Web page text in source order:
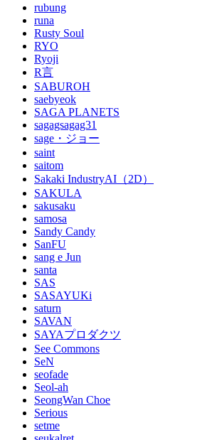
rubung
runa
Rusty Soul
RYO
Ryoji
R言
SABUROH
saebyeok
SAGA PLANETS
sagagsagag31
sage・ジョー
saint
saitom
Sakaki IndustryAI（2D）
SAKULA
sakusaku
samosa
Sandy Candy
SanFU
sang e Jun
santa
SAS
SASAYUKi
saturn
SAVAN
SAYAプロダクツ
See Commons
SeN
seofade
Seol-ah
SeongWan Choe
Serious
setme